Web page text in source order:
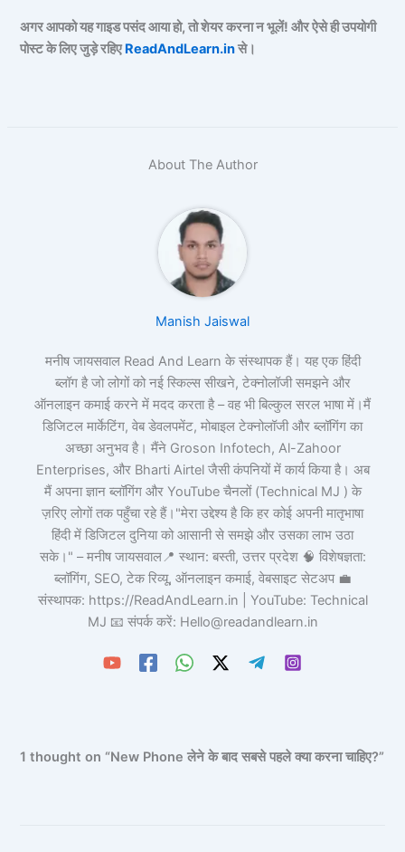
अगर आपको यह गाइड पसंद आया हो, तो शेयर करना न भूलें! और ऐसे ही उपयोगी
पोस्ट के लिए जुड़े रहिएReadAndLearn.inसे।
About The Author
Manish Jaiswal
मनीष जायसवाल Read And Learn के संस्थापक हैं। यह एक हिंदी
ब्लॉग है जो लोगों को नई स्किल्स सीखने, टेक्नोलॉजी समझने और
ऑनलाइन कमाई करने में मदद करता है – वह भी बिल्कुल सरल भाषा में।मैं
डिजिटल मार्केटिंग, वेब डेवलपमेंट, मोबाइल टेक्नोलॉजी और ब्लॉगिंग का
अच्छा अनुभव है। मैंने Groson Infotech, Al-Zahoor
Enterprises, और Bharti Airtel जैसी कंपनियों में कार्य किया है। अब
मैं अपना ज्ञान ब्लॉगिंग और YouTube चैनलों (Technical MJ ) के
ज़रिए लोगों तक पहुँचा रहे हैं।"मेरा उद्देश्य है कि हर कोई अपनी मातृभाषा
हिंदी में डिजिटल दुनिया को आसानी से समझे और उसका लाभ उठा
सके।" – मनीष जायसवाल📍 स्थान: बस्ती, उत्तर प्रदेश 🧠 विशेषज्ञता:
ब्लॉगिंग, SEO, टेक रिव्यू, ऑनलाइन कमाई, वेबसाइट सेटअप 💼
संस्थापक: https://ReadAndLearn.in | YouTube: Technical
MJ 📧 संपर्क करें: Hello@readandlearn.in
1 thought on “New Phone लेने के बाद सबसे पहले क्या करना चाहिए?”